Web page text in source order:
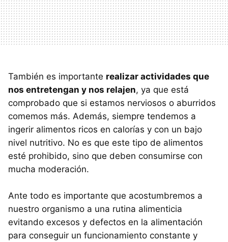
También es importante realizar actividades que
nos entretengan y nos relajen, ya que está
comprobado que si estamos nerviosos o aburridos
comemos más. Además, siempre tendemos a
ingerir alimentos ricos en calorías y con un bajo
nivel nutritivo. No es que este tipo de alimentos
esté prohibido, sino que deben consumirse con
mucha moderación.
Ante todo es importante que acostumbremos a
nuestro organismo a una rutina alimenticia
evitando excesos y defectos en la alimentación
para conseguir un funcionamiento constante y